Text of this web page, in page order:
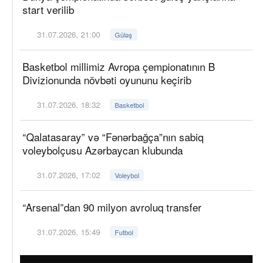
start verilib
31.07.2026, 21:00 Güləş
Basketbol millimiz Avropa çempionatının B
Divizionunda növbəti oyununu keçirib
31.07.2026, 18:32 Basketbol
“Qalatasaray” və “Fənərbağça”nın sabiq
voleybolçusu Azərbaycan klubunda
31.07.2026, 17:02 Voleybol
“Arsenal”dan 90 milyon avroluq transfer
31.07.2026, 15:49 Futbol